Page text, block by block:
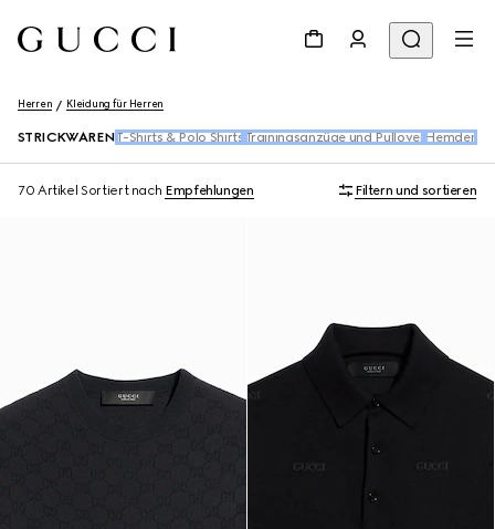
Herren Kleidung für Herren
STRICKWAREN T-Shirts & Polo Shirts Trainingsanzüge und Pullover Hemden
70 Artikel Sortiert nach Empfehlungen Filtern und sortieren